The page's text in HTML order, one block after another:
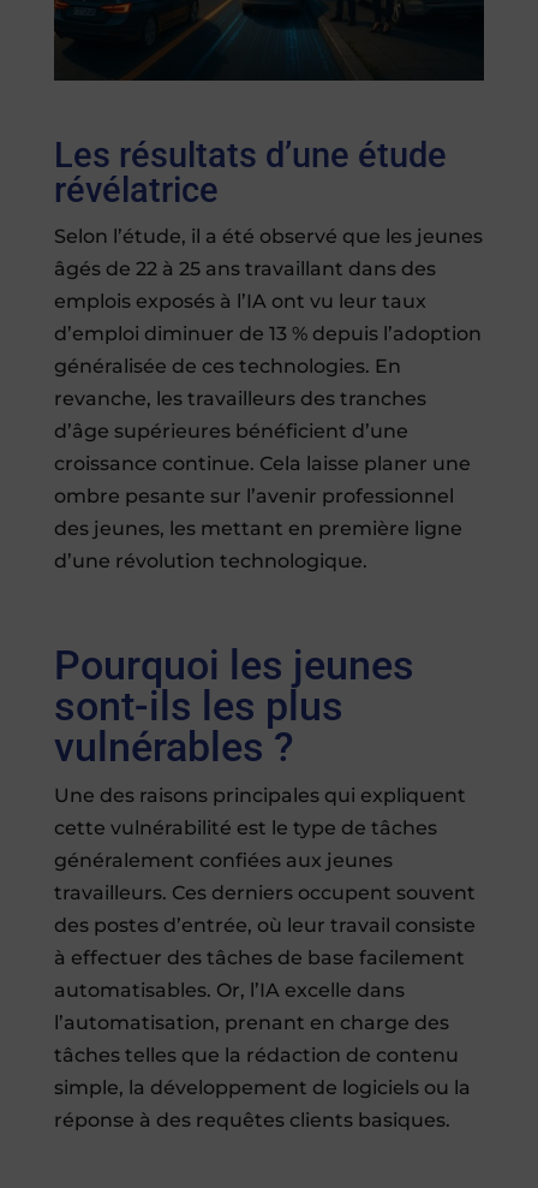
Les résultats d’une étude
révélatrice
Selon l’étude, il a été observé que les jeunes
âgés de 22 à 25 ans travaillant dans des
emplois exposés à l’IA ont vu leur taux
d’emploi diminuer de 13 % depuis l’adoption
généralisée de ces technologies. En
revanche, les travailleurs des tranches
d’âge supérieures bénéficient d’une
croissance continue. Cela laisse planer une
ombre pesante sur l’avenir professionnel
des jeunes, les mettant en première ligne
d’une révolution technologique.
Pourquoi les jeunes
sont-ils les plus
vulnérables ?
Une des raisons principales qui expliquent
cette vulnérabilité est le type de tâches
généralement confiées aux jeunes
travailleurs. Ces derniers occupent souvent
des postes d’entrée, où leur travail consiste
à effectuer des tâches de base facilement
automatisables. Or, l’IA excelle dans
l’automatisation, prenant en charge des
tâches telles que la rédaction de contenu
simple, la développement de logiciels ou la
réponse à des requêtes clients basiques.